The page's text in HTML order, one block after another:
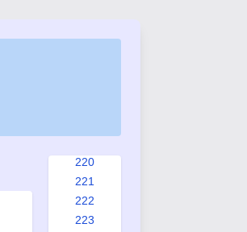
220
221
222
223